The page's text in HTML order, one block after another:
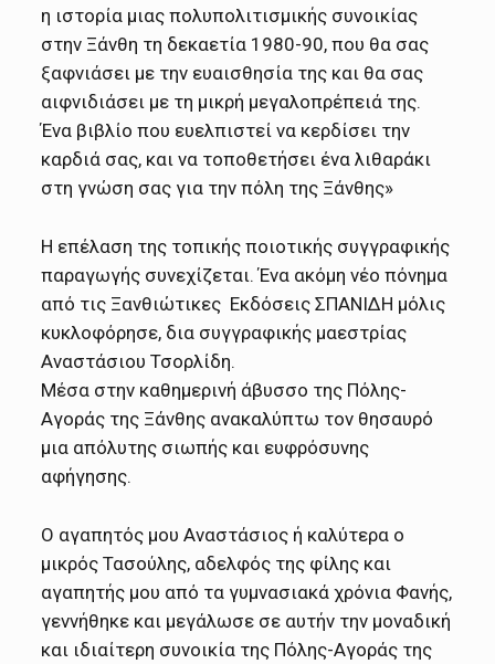
η ιστορία μιας πολυπολιτισμικής συνοικίας
στην Ξάνθη τη δεκαετία 1980-90, που θα σας
ξαφνιάσει με την ευαισθησία της και θα σας
αιφνιδιάσει με τη μικρή μεγαλοπρέπειά της.
Ένα βιβλίο που ευελπιστεί να κερδίσει την
καρδιά σας, και να τοποθετήσει ένα λιθαράκι
στη γνώση σας για την πόλη της Ξάνθης»
Η επέλαση της τοπικής ποιοτικής συγγραφικής
παραγωγής συνεχίζεται. Ένα ακόμη νέο πόνημα
από τις Ξανθιώτικες Εκδόσεις ΣΠΑΝΙΔΗ μόλις
κυκλοφόρησε, δια συγγραφικής μαεστρίας
Αναστάσιου Τσορλίδη.
Μέσα στην καθημερινή άβυσσο της Πόλης-
Αγοράς της Ξάνθης ανακαλύπτω τον θησαυρό
μια απόλυτης σιωπής και ευφρόσυνης
αφήγησης.
Ο αγαπητός μου Αναστάσιος ή καλύτερα ο
μικρός Τασούλης, αδελφός της φίλης και
αγαπητής μου από τα γυμνασιακά χρόνια Φανής,
γεννήθηκε και μεγάλωσε σε αυτήν την μοναδική
και ιδιαίτερη συνοικία της Πόλης-Αγοράς της